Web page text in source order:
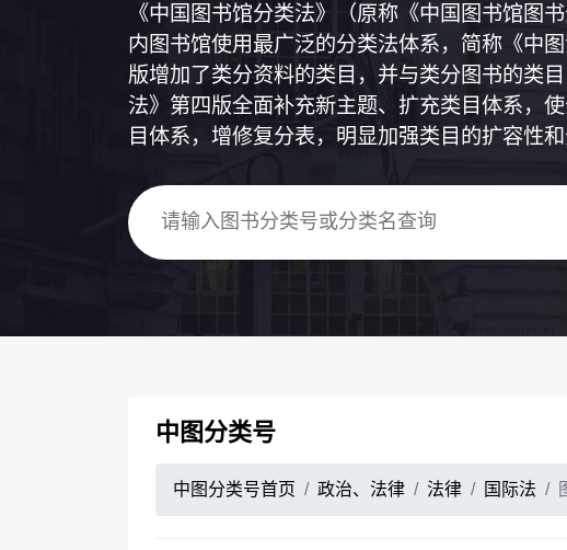
《中国图书馆分类法》（原称《中国图书馆图
内图书馆使用最广泛的分类法体系，简称《中
版增加了类分资料的类目，并与类分图书的类
法》第四版全面补充新主题、扩充类目体系，
目体系，增修复分表，明显加强类目的扩容性和
中图分类号
中图分类号首页 政治、法律 法律 国际法